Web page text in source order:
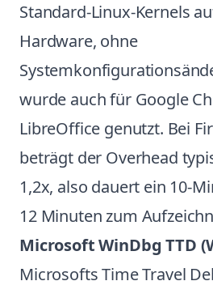
Standard-Linux-Kernels
Hardware, ohne
wurde auch für Google
LibreOffice genutzt. Bei
beträgt der Overhead
1,2x, also dauert ein 10-
12 Minuten zum
Microsoft WinDbg TTD
Microsofts Time Travel